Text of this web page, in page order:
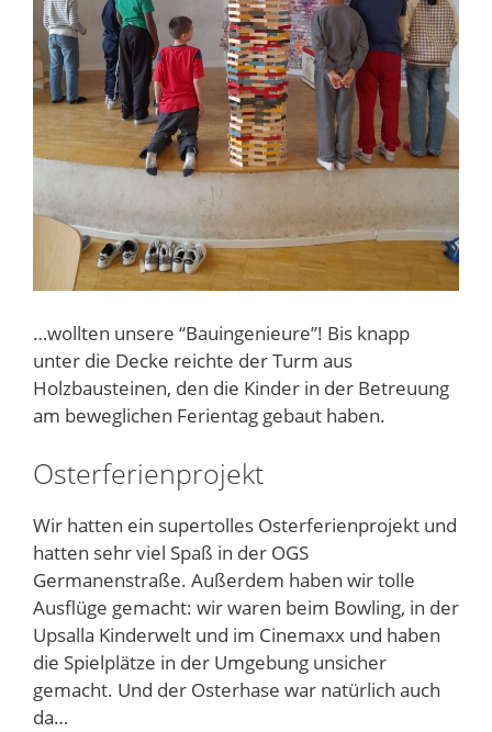
…wollten unsere “Bauingenieure”! Bis knapp
unter die Decke reichte der Turm aus
Holzbausteinen, den die Kinder in der Betreuung
am beweglichen Ferientag gebaut haben.
Osterferienprojekt
Wir hatten ein supertolles Osterferienprojekt und
hatten sehr viel Spaß in der OGS
Germanenstraße. Außerdem haben wir tolle
Ausflüge gemacht: wir waren beim Bowling, in der
Upsalla Kinderwelt und im Cinemaxx und haben
die Spielplätze in der Umgebung unsicher
gemacht. Und der Osterhase war natürlich auch
da…